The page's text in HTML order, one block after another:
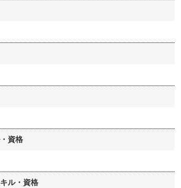
資格
ル・資格